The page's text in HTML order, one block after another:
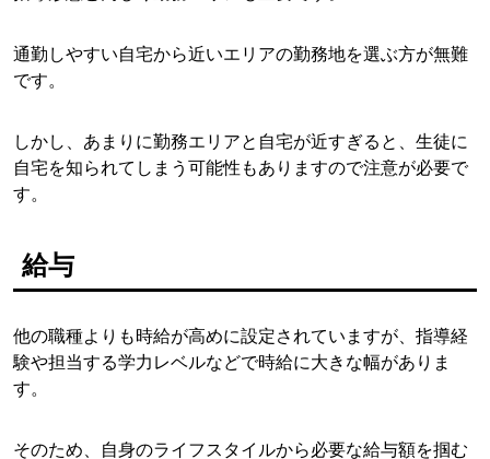
通勤しやすい自宅から近いエリアの勤務地を選ぶ方が無難
です。
しかし、あまりに勤務エリアと自宅が近すぎると、生徒に
自宅を知られてしまう可能性もありますので注意が必要で
す。
給与
他の職種よりも時給が高めに設定されていますが、指導経
験や担当する学力レベルなどで時給に大きな幅がありま
す。
そのため、自身のライフスタイルから必要な給与額を掴む